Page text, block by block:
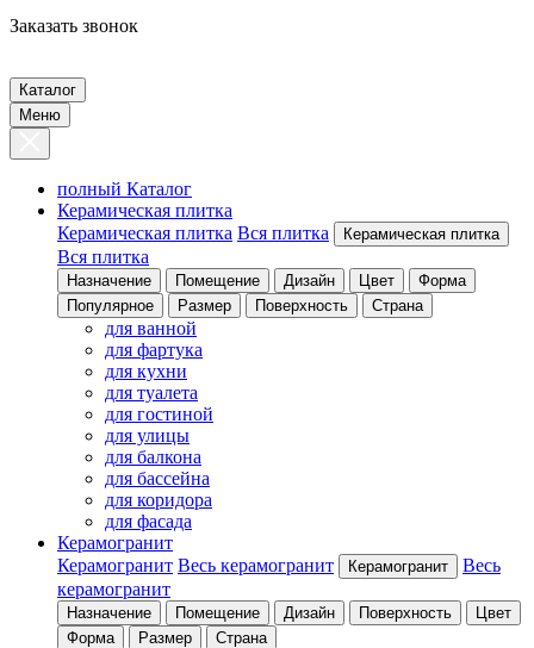
Заказать звонок
Каталог
Меню
полный Каталог
Керамическая плитка
Керамическая плитка Вся плитка Керамическая плитка
Вся плитка
Назначение Помещение Дизайн Цвет
Форма
Популярное
Размер Поверхность Страна
для ванной
для фартука
для кухни
для туалета
для гостиной
для улицы
для балкона
для бассейна
для коридора
для фасада
Керамогранит
Керамогранит Весь керамогранит Керамогранит
Весь
керамогранит
Назначение Помещение Дизайн Поверхность
Цвет
Форма
Размер Страна